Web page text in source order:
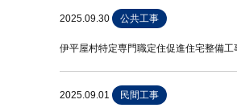
2025.09.30 公共工事
伊平屋村特定専門職定住促進住宅整備工
2025.09.01 民間工事